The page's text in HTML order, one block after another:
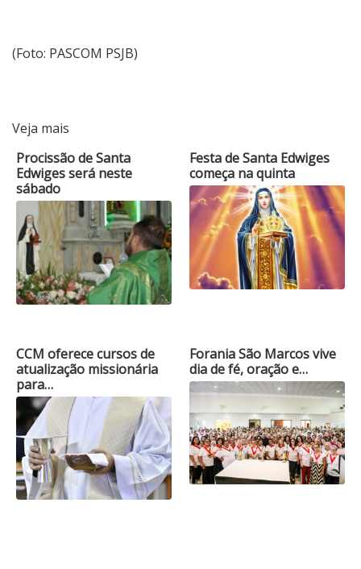
(Foto: PASCOM PSJB)
Veja mais
Procissão de Santa
Edwiges será neste
sábado
Festa de Santa Edwiges
começa na quinta
CCM oferece cursos de
atualização missionária
para…
Forania São Marcos vive
dia de fé, oração e…